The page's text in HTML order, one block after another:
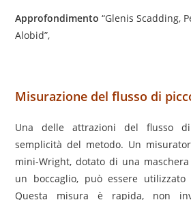
Approfondimento “Glenis Scadding,
Alobid”,
Misurazione del flusso di
Una delle attrazioni del flusso
semplicità del metodo. Un
mini-Wright, dotato di una
un boccaglio, può essere utilizzato
Questa misura è rapida, non